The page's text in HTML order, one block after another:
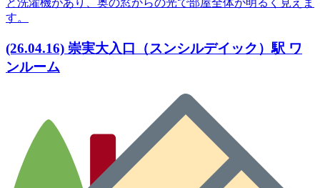
(26.04.16) 崇実大入口（スンシルデイック）駅 ワ
ンルーム